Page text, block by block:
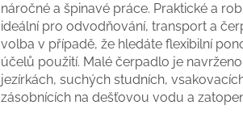
náročné a špinavé práce. Praktické a
ideální pro odvodňování, transport a
volba v případě, že hledáte flexibilní
účelů použití. Malé čerpadlo je
jezírkách, suchých studních,
zásobnících na dešťovou vodu a